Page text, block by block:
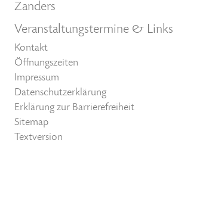
Zanders
Veranstaltungstermine & Links
Kontakt
Öffnungszeiten
Impressum
Datenschutzerklärung
Erklärung zur Barrierefreiheit
Sitemap
Textversion